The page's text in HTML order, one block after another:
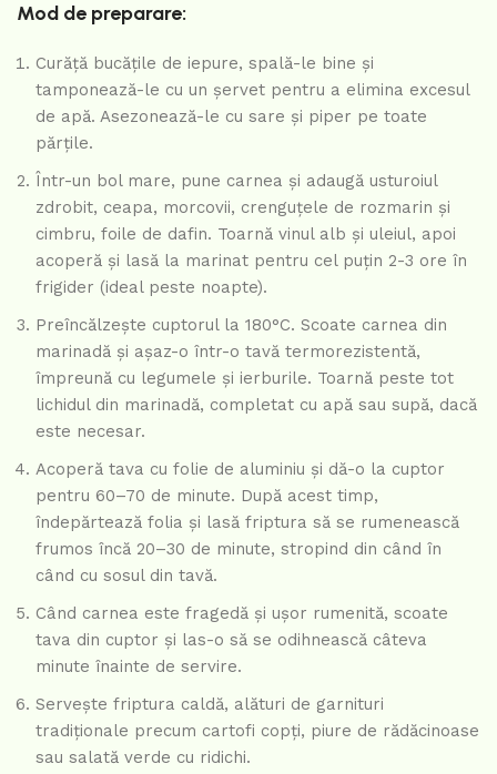
Mod de preparare:
Curăță bucățile de iepure, spală-le bine și
tamponează-le cu un șervet pentru a elimina excesul
de apă. Asezonează-le cu sare și piper pe toate
părțile.
Într-un bol mare, pune carnea și adaugă usturoiul
zdrobit, ceapa, morcovii, crenguțele de rozmarin și
cimbru, foile de dafin. Toarnă vinul alb și uleiul, apoi
acoperă și lasă la marinat pentru cel puțin 2-3 ore în
frigider (ideal peste noapte).
Preîncălzește cuptorul la 180°C. Scoate carnea din
marinadă și așaz-o într-o tavă termorezistentă,
împreună cu legumele și ierburile. Toarnă peste tot
lichidul din marinadă, completat cu apă sau supă, dacă
este necesar.
Acoperă tava cu folie de aluminiu și dă-o la cuptor
pentru 60–70 de minute. După acest timp,
îndepărtează folia și lasă friptura să se rumenească
frumos încă 20–30 de minute, stropind din când în
când cu sosul din tavă.
Când carnea este fragedă și ușor rumenită, scoate
tava din cuptor și las-o să se odihnească câteva
minute înainte de servire.
Servește friptura caldă, alături de garnituri
tradiționale precum cartofi copți, piure de rădăcinoase
sau salată verde cu ridichi.